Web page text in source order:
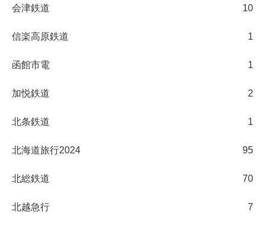
会津鉄道 10
信楽高原鉄道 1
函館市電 1
加悦鉄道 2
北条鉄道 1
北海道旅行2024 95
北総鉄道 70
北越急行 7